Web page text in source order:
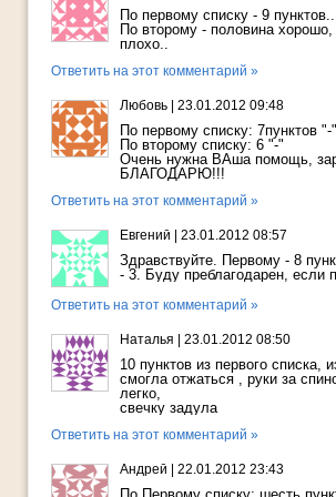
По первому списку - 9 пунктов..
По второму - половина хорошо,
плохо..
Ответить на этот комментарий »
Любовь 23.01.2012 09:48
По первому списку: 7пунктов "-"
По второму списку: 6 "-"
Очень нужна ВАша помощь,
БЛАГОДАРЮ!!!
Ответить на этот комментарий »
Евгений 23.01.2012 08:57
Здравствуйте. Первому - 8
- 3. Буду преблагодарен, если
Ответить на этот комментарий »
Наталья 23.01.2012 08:50
10 пунктов из первого списка,
смогла отжаться , руки за
легко,
свечку задула
Ответить на этот комментарий »
Андрей 22.01.2012 23:43